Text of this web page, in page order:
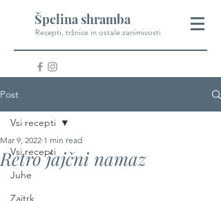
Špelina shramba
Recepti, tržnice in ostale zanimivosti
Post
Vsi recepti
Juhe
Zajtrk
Vsi recepti
Retro jajčni namaz
Mar 9, 2022 1 min read